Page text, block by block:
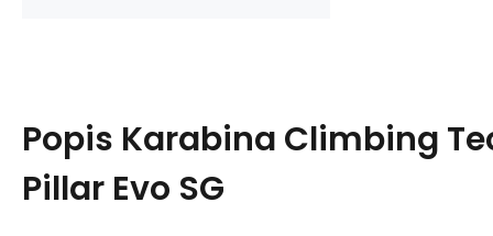
Popis Karabina Climbing
Pillar Evo SG